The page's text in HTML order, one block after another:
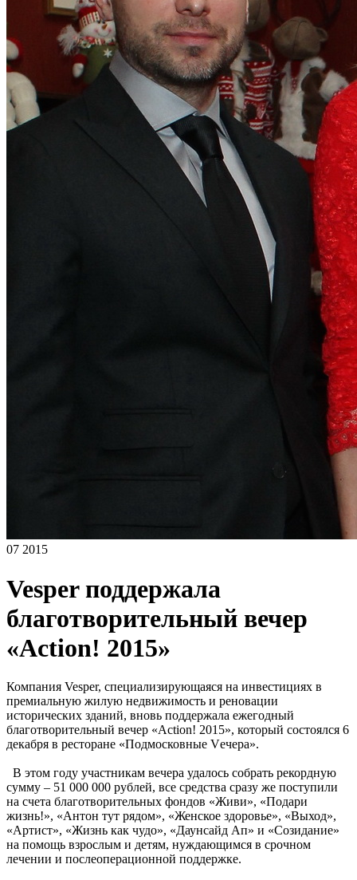
07 2015
Vesper поддержала
благотворительный вечер
«Action! 2015»
Компания Vesper, специализирующаяся на инвестициях в
премиальную жилую недвижимость и реновации
исторических зданий, вновь поддержала ежегодный
благотворительный вечер «Action! 2015», который состоялся 6
декабря в ресторане «Подмосковные Vечера».
В этом году участникам вечера удалось собрать рекордную
сумму – 51 000 000 рублей, все средства сразу же поступили
на счета благотворительных фондов «Живи», «Подари
жизнь!», «Антон тут рядом», «Женское здоровье», «Выход»,
«Артист», «Жизнь как чудо», «Даунсайд Ап» и «Созидание»
на помощь взрослым и детям, нуждающимся в срочном
лечении и послеоперационной поддержке.